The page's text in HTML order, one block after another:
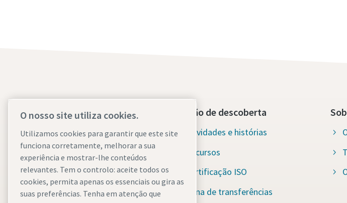
Contacte-nos hoje mesmo
Apoio de emergência 24 horas por
dia, 7 dias por semana
Os nossos serviços
Frota
Secção de descoberta
Novidades e histórias
Recursos
Certificação ISO
Zona de transferências
O nosso site utiliza cookies.
Utilizamos cookies para garantir que este site
funciona corretamente, melhorar a sua
experiência e mostrar-lhe conteúdos
relevantes. Tem o controlo: aceite todos os
cookies, permita apenas os essenciais ou gira as
suas preferências. Tenha em atenção que